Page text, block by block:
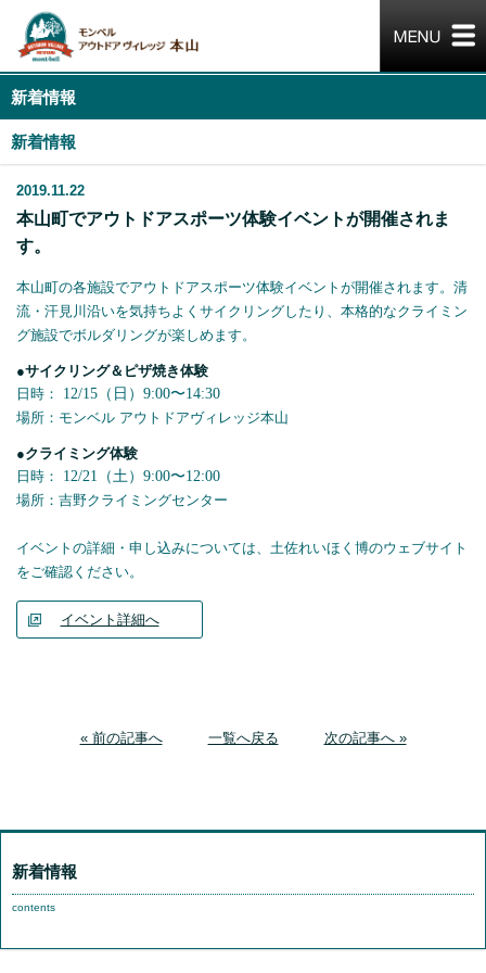
新着情報
新着情報
2019.11.22
本山町でアウトドアスポーツ体験イベントが開催されま
す。
本山町の各施設でアウトドアスポーツ体験イベントが開催されます。清
流・汗見川沿いを気持ちよくサイクリングしたり、本格的なクライミン
グ施設でボルダリングが楽しめます。
●サイクリング＆ピザ焼き体験
日時： 12/15 （日） 9:00〜14:30
場所：モンベル アウトドアヴィレッジ本山
●クライミング体験
日時： 12/21 （土） 9:00〜12:00
場所：吉野クライミングセンター
イベントの詳細・申し込みについては、土佐れいほく博のウェブサイト
をご確認ください。
イベント詳細へ
« 前の記事へ 一覧へ戻る 次の記事へ »
新着情報
contents